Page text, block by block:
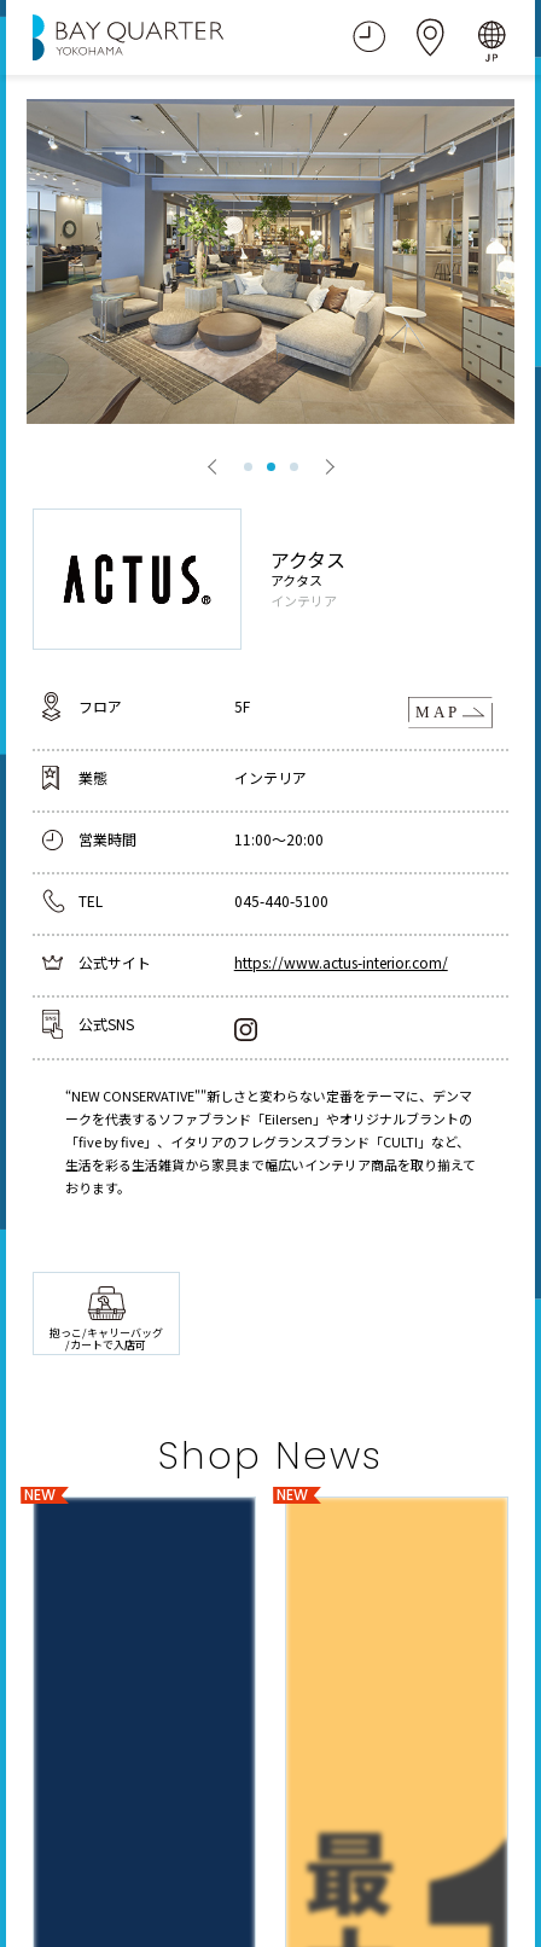
アクタス
アクタス
インテリア
フロア 5F
業態 インテリア
営業時間 11:00～20:00
TEL 045-440-5100
公式サイト https://www.actus-interior.com/
公式SNS
“NEW CONSERVATIVE""新しさと変わらない定番をテーマに、デンマ
ークを代表するソファブランド「Eilersen」やオリジナルブラントの
「five by five」、イタリアのフレグランスブランド「CULTI」など、
生活を彩る生活雑貨から家具まで幅広いインテリア商品を取り揃えて
おります。
抱っこ/キャリーバッグ
/カートで入店可
Shop News
NEW NEW